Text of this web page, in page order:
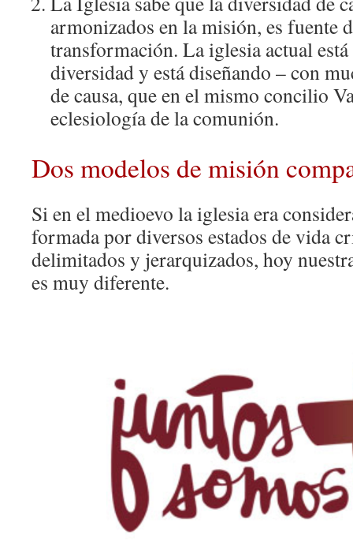
armonizados en la misión, es fuente
transformación. La iglesia actual
diversidad y está diseñando – con
de causa, que en el mismo concilio
eclesiología de la comunión.
Dos modelos de misión
Si en el medioevo la iglesia era
formada por diversos estados de vida
delimitados y jerarquizados, hoy
es muy diferente.